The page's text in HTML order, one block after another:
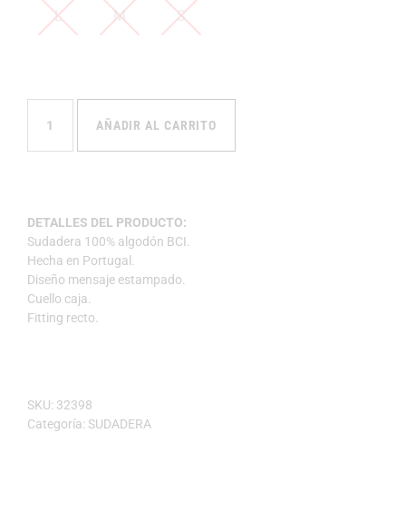
L M S
AÑADIR AL CARRITO
DETALLES DEL PRODUCTO:
Sudadera 100% algodón BCI.
Hecha en Portugal.
Diseño mensaje estampado.
Cuello caja.
Fitting recto.
SKU: 32398
Categoría: SUDADERA